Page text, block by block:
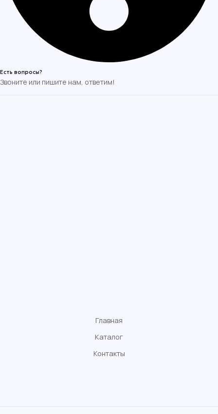
Есть вопросы?
Звоните или пишите нам, ответим!
Главная
Каталог
Контакты